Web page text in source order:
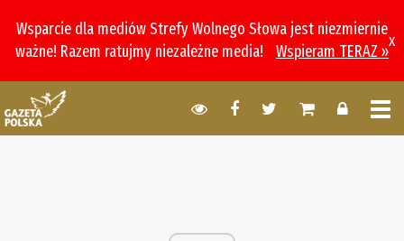
Wsparcie dla mediów Strefy Wolnego Słowa jest niezmiernie
ważne! Razem ratujmy niezależne media!
Wspieram TERAZ »
x